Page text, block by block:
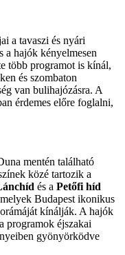
a tavaszi és nyári
a hajók kényelmesen
több programot is kínál,
és szombaton
van bulihajózásra. A
érdemes előre foglalni,
mentén található
közé tartozik a
és a Petőfi híd
Budapest ikonikus
kínálják. A hajók
programok éjszakai
gyönyörködve